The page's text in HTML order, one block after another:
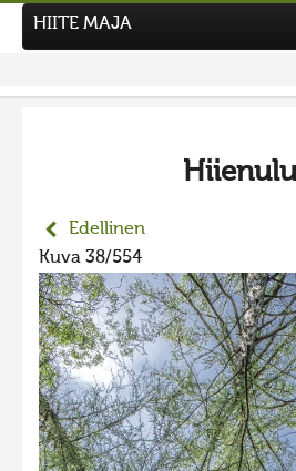
Hiite kuvavõistlus 2026
Hiisien kuvakilpailu 2025
2025 kuvakilpailu lisä
Liikuvad kuvad 2025
Hiisien kuvakilpailu 2024
2024 kuvakilpailu lisä
Liikkuvat kuvat 2024
HIITE MAJA
Edellinen
Kuva 38/554